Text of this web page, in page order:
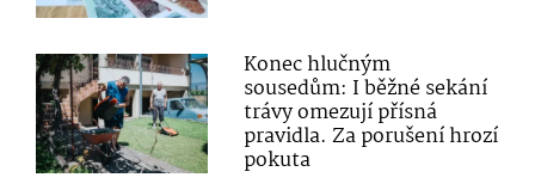
Konec hlučným
sousedům: I běžné sekání
trávy omezují přísná
pravidla. Za porušení hrozí
pokuta